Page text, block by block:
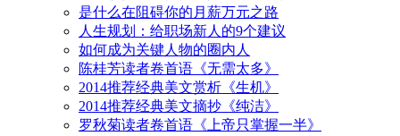
是什么在阻碍你的月薪万元之路
人生规划：给职场新人的9个建议
如何成为关键人物的圈内人
陈桂芳读者卷首语《无需太多》
2014推荐经典美文赏析《生机》
2014推荐经典美文摘抄《纯洁》
罗秋菊读者卷首语《上帝只掌握一半》